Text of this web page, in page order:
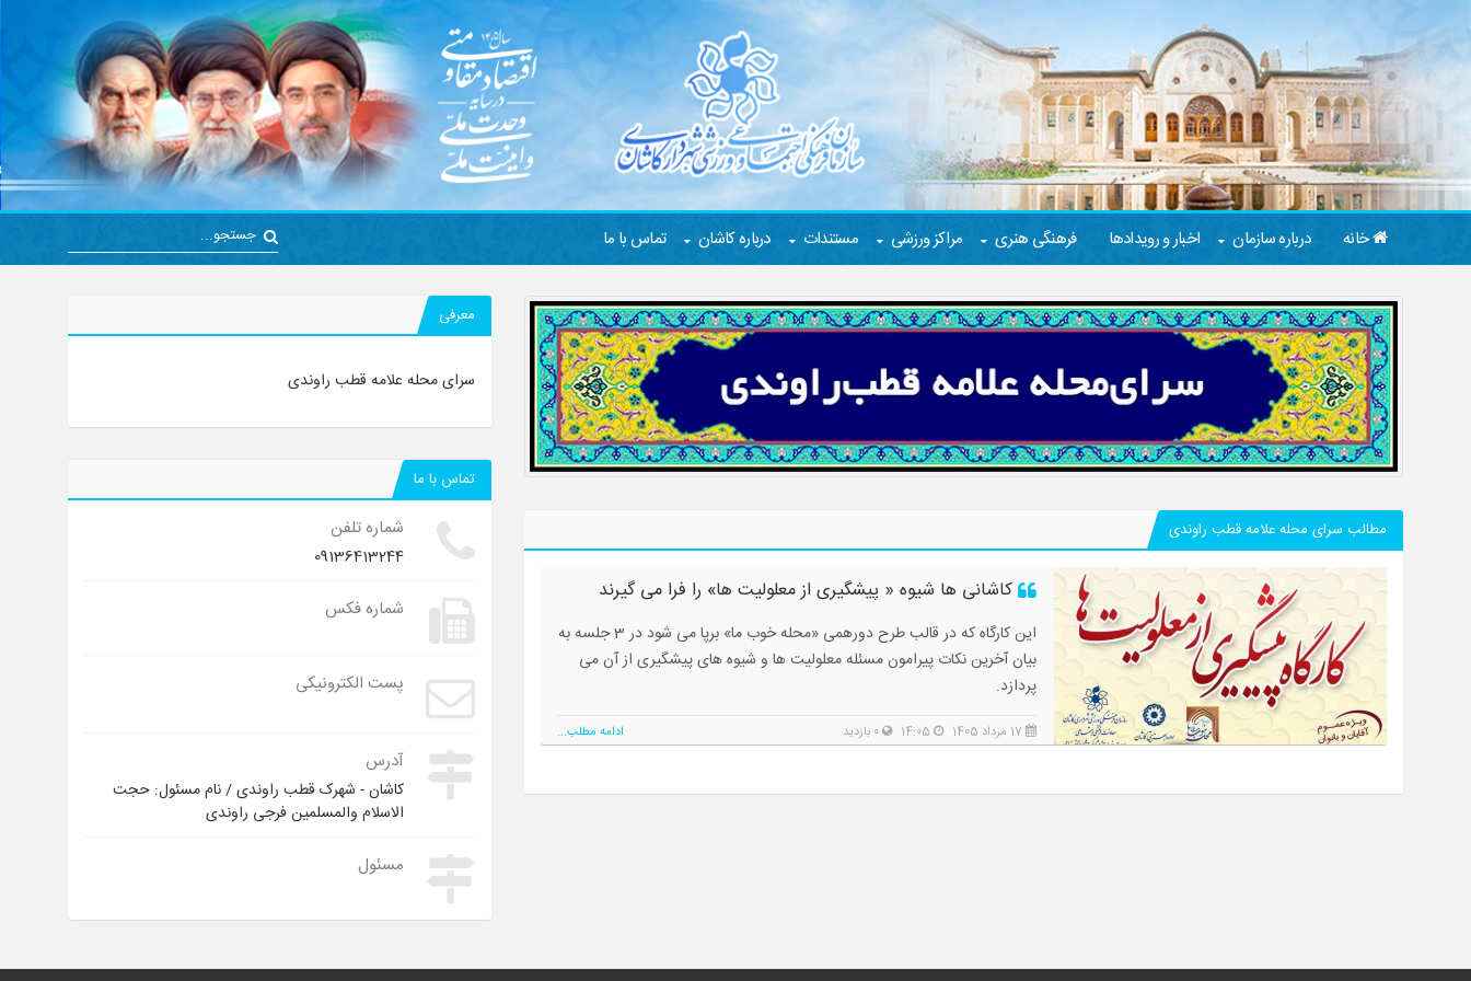
خانه درباره سازمان اخبار و رویدادها فرهنگی هنری مراکز ورزشی مستندات درباره کاشان تماس با ما
مطالب سرای محله علامه قطب راوندی
کاشانی ها شیوه « پیشگیری از معلولیت ها» را فرا می گیرند
این کارگاه که در قالب طرح دورهمی «محله خوب ما» برپا می شود در 3 جلسه به
بیان آخرین نکات پیرامون مسئله معلولیت ها و شیوه های پیشگیری از آن می
پردازد.
17 مرداد 1405 14:05 0 بازدید ادامه مطلب...
معرفی
سرای محله علامه قطب راوندی
تماس با ما
شماره تلفن
09136413244
شماره فکس
پست الکترونیکی
آدرس
کاشان - شهرک قطب راوندی / نام مسئول: حجت
الاسلام والمسلمین فرجی راوندی
مسئول